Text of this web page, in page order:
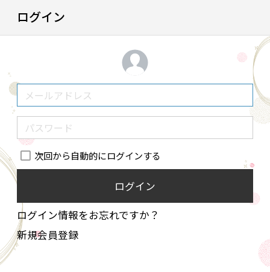
ログイン
次回から自動的にログインする
ログイン
ログイン情報をお忘れですか？
新規会員登録